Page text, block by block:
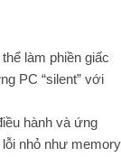
làm phiền giấc
PC “silent” với
hành và ứng
nhỏ như memory